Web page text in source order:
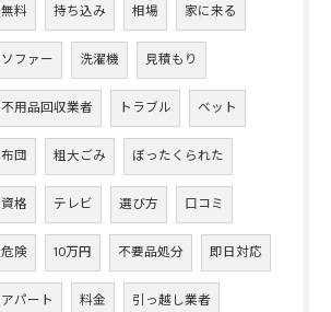
無料 持ち込み 相場 家に来る
ソファー 洗濯機 見積もり
不用品回収業者 トラブル ベット
布団 粗大ごみ ぼったくられた
資格 テレビ 選び方 口コミ
危険 10万円 不要品処分 即日対応
アパート 料金 引っ越し業者